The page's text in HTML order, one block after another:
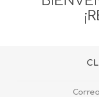
LISTA DE DESEOS 0